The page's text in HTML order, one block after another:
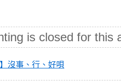
is closed for this
沒事、行、好唄